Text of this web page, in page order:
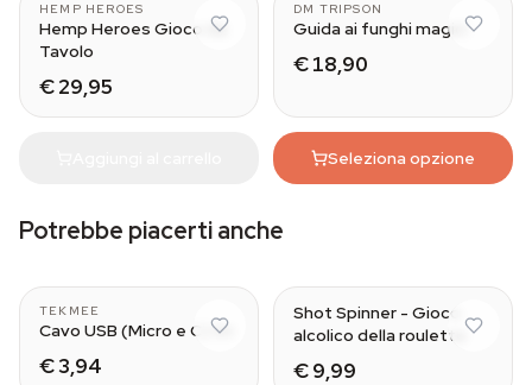
HEMP HEROES
Hemp Heroes Gioco da
Tavolo
€ 29,95
DM TRIPSON
Guida ai funghi magici
€ 18,90
Seleziona opzione
Potrebbe piacerti anche
TEKMEE
Cavo USB (Micro e C) 1m
€ 3,94
Shot Spinner - Gioco
alcolico della roulette
€ 9,99